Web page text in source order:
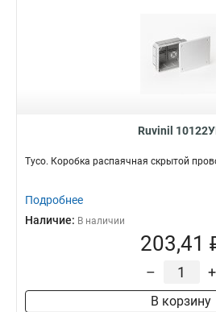
Ruvinil
Тусо. Коробка распаячная скрытой
Подробнее
Наличие: В наличии
203,41
– +
В корзину